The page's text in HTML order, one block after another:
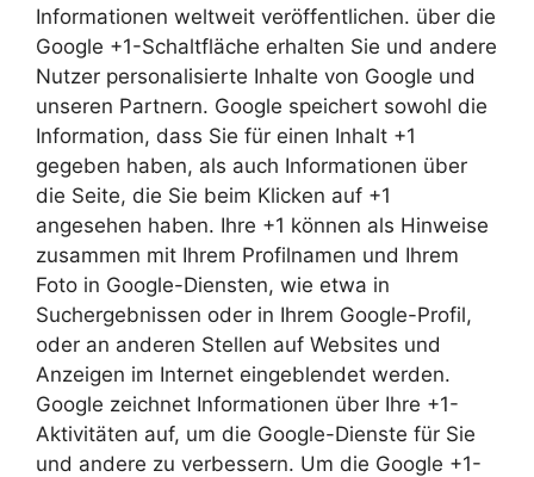
Informationen weltweit veröffentlichen. über die
Google +1-Schaltfläche erhalten Sie und andere
Nutzer personalisierte Inhalte von Google und
unseren Partnern. Google speichert sowohl die
Information, dass Sie für einen Inhalt +1
gegeben haben, als auch Informationen über
die Seite, die Sie beim Klicken auf +1
angesehen haben. Ihre +1 können als Hinweise
zusammen mit Ihrem Profilnamen und Ihrem
Foto in Google-Diensten, wie etwa in
Suchergebnissen oder in Ihrem Google-Profil,
oder an anderen Stellen auf Websites und
Anzeigen im Internet eingeblendet werden.
Google zeichnet Informationen über Ihre +1-
Aktivitäten auf, um die Google-Dienste für Sie
und andere zu verbessern. Um die Google +1-